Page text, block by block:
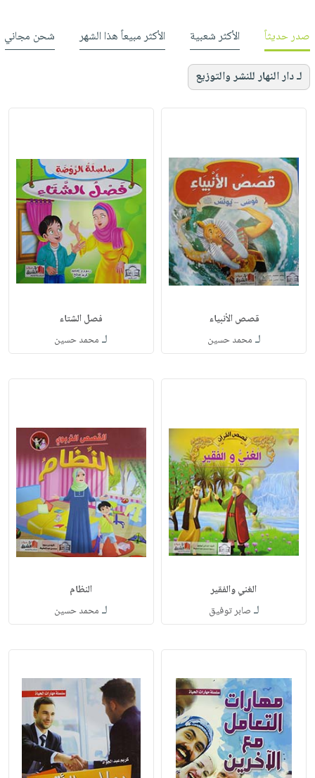
صدر حديثاً الأكثر شعبية الأكثر مبيعاً هذا الشهر شحن مجاني
لـ دار النهار للنشر والتوزيع
قصص الأنبياء
لـ محمد حسين
فصل الشتاء
لـ محمد حسين
الغني والفقير
لـ صابر توفيق
النظام
لـ محمد حسين